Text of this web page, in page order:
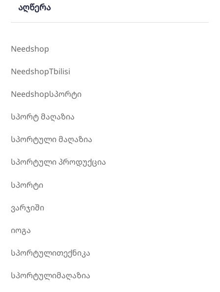
აღწერა
Needshop
NeedshopTbilisi
Needshopსპორტი
სპორტ მაღაზია
სპორტული მაღაზია
სპორტული პროდუქცია
სპორტი
ვარჯიში
იოგა
სპორტულითექნიკა
სპორტულიმაღაზია